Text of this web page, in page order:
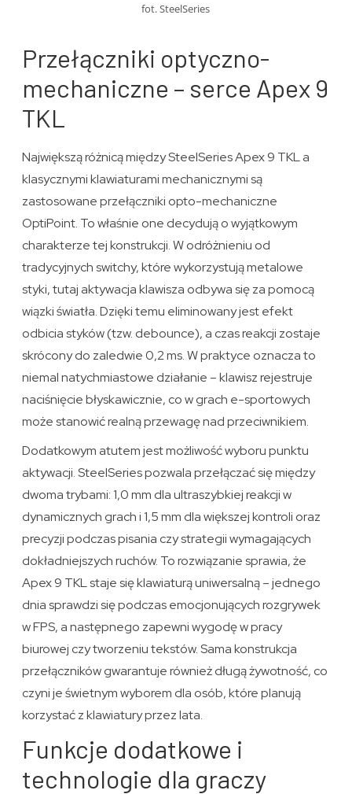
fot. SteelSeries
Przełączniki optyczno-
mechaniczne – serce Apex 9
TKL
Największą różnicą między SteelSeries Apex 9 TKL a
klasycznymi klawiaturami mechanicznymi są
zastosowane przełączniki opto-mechaniczne
OptiPoint. To właśnie one decydują o wyjątkowym
charakterze tej konstrukcji. W odróżnieniu od
tradycyjnych switchy, które wykorzystują metalowe
styki, tutaj aktywacja klawisza odbywa się za pomocą
wiązki światła. Dzięki temu eliminowany jest efekt
odbicia styków (tzw. debounce), a czas reakcji zostaje
skrócony do zaledwie 0,2 ms. W praktyce oznacza to
niemal natychmiastowe działanie – klawisz rejestruje
naciśnięcie błyskawicznie, co w grach e-sportowych
może stanowić realną przewagę nad przeciwnikiem.
Dodatkowym atutem jest możliwość wyboru punktu
aktywacji. SteelSeries pozwala przełączać się między
dwoma trybami: 1,0 mm dla ultraszybkiej reakcji w
dynamicznych grach i 1,5 mm dla większej kontroli oraz
precyzji podczas pisania czy strategii wymagających
dokładniejszych ruchów. To rozwiązanie sprawia, że
Apex 9 TKL staje się klawiaturą uniwersalną – jednego
dnia sprawdzi się podczas emocjonujących rozgrywek
w FPS, a następnego zapewni wygodę w pracy
biurowej czy tworzeniu tekstów. Sama konstrukcja
przełączników gwarantuje również długą żywotność, co
czyni je świetnym wyborem dla osób, które planują
korzystać z klawiatury przez lata.
Funkcje dodatkowe i
technologie dla graczy